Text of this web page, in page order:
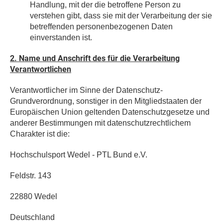
Handlung, mit der die betroffene Person zu
verstehen gibt, dass sie mit der Verarbeitung der sie
betreffenden personenbezogenen Daten
einverstanden ist.
2. Name und Anschrift des für die Verarbeitung
Verantwortlichen
Verantwortlicher im Sinne der Datenschutz-
Grundverordnung, sonstiger in den Mitgliedstaaten der
Europäischen Union geltenden Datenschutzgesetze und
anderer Bestimmungen mit datenschutzrechtlichem
Charakter ist die:
Hochschulsport Wedel - PTL Bund e.V.
Feldstr. 143
22880 Wedel
Deutschland